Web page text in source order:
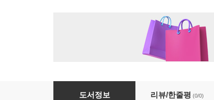
코끼리는 기억한다
도서정보 리뷰/한줄평 (0/0)